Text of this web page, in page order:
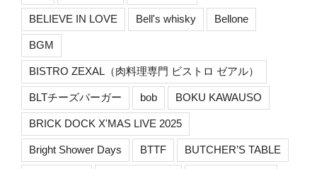
BELIEVE IN LOVE Bell's whisky Bellone
BGM
BISTRO ZEXAL（肉料理専門 ビストロ ゼアル）
BLTチーズバーガー bob BOKU KAWAUSO
BRICK DOCK X'MAS LIVE 2025
Bright Shower Days BTTF BUTCHER’S TABLE